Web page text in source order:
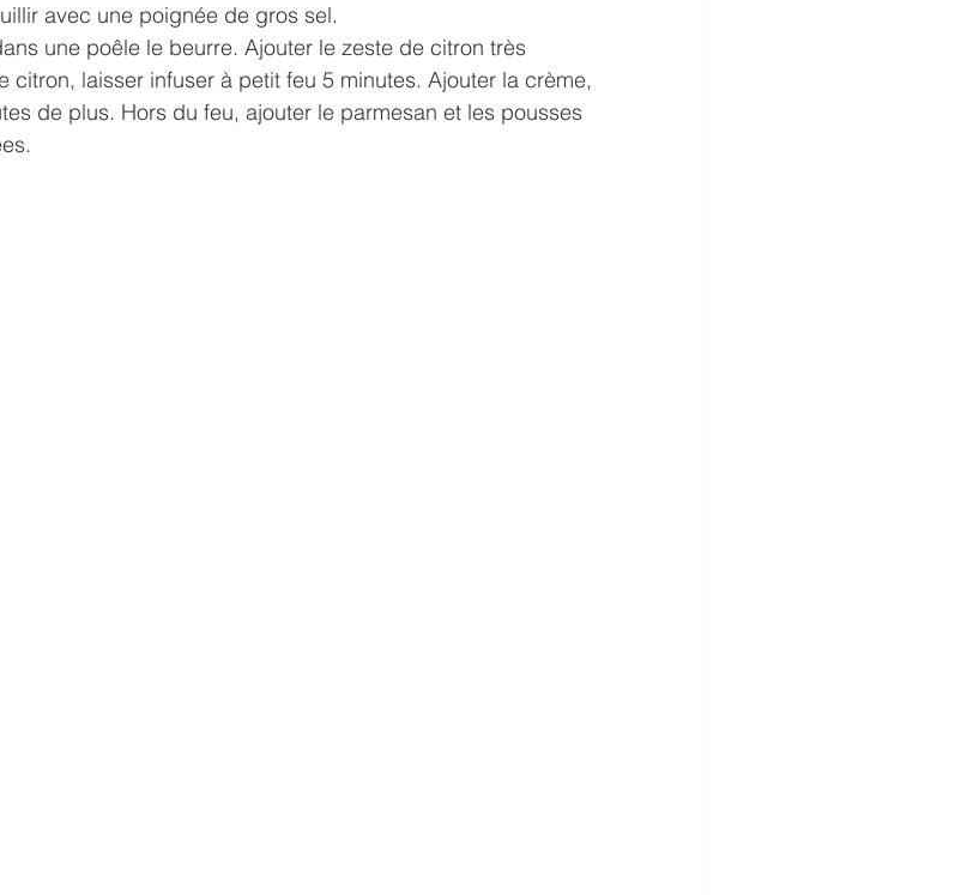
avec une poignée de gros sel.
une poêle le beurre. Ajouter le zeste de citron très
citron, laisser infuser à petit feu 5 minutes. Ajouter la crème,
de plus. Hors du feu, ajouter le parmesan et les pousses